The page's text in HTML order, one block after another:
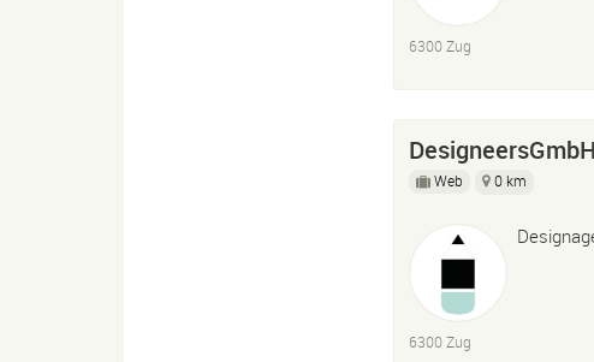
6300 Zug
DesigneersGmbH
Web 0 km
6300 Zug